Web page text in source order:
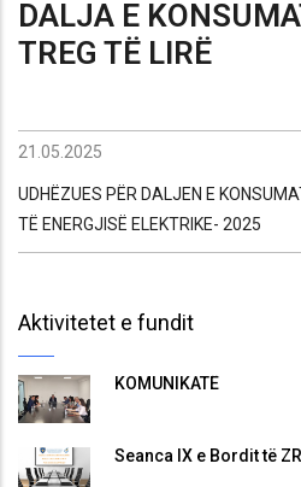
DALJA E
TREG TË LIRË
21.05.2025
UDHËZUES PËR DALJEN E
TË ENERGJISË ELEKTRIKE- 2025
Aktivitetet e fundit
KOMUNIKATË
Seanca IX e Bordit të